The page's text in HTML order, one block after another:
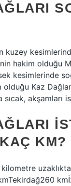
kuzey
hakim olduğu
kesimlerinde
olduğu Kaz
sıcak, akşamları
KM?